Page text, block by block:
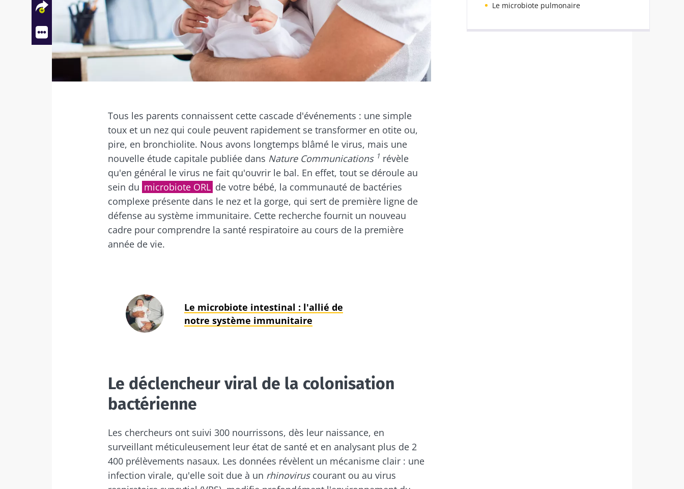
colonisation bactérienne
Tous les parents connaissent cette cascade d'événements : une simple
toux et un nez qui coule peuvent rapidement se transformer en otite ou,
pire, en bronchiolite. Nous avons longtemps blâmé le virus, mais une
nouvelle étude capitale publiée dans Nature Communications 1 révèle
qu'en général le virus ne fait qu'ouvrir le bal. En effet, tout se déroule au
sein du microbiote ORL de votre bébé, la communauté de bactéries
complexe présente dans le nez et la gorge, qui sert de première ligne de
défense au système immunitaire. Cette recherche fournit un nouveau
cadre pour comprendre la santé respiratoire au cours de la première
année de vie.
Le microbiote intestinal : l'allié de
notre système immunitaire
Le déclencheur viral de la colonisation
bactérienne
Les chercheurs ont suivi 300 nourrissons, dès leur naissance, en
surveillant méticuleusement leur état de santé et en analysant plus de 2
400 prélèvements nasaux. Les données révèlent un mécanisme clair : une
infection virale, qu'elle soit due à un rhinoviruscourant ou au virus
Le microbiote pulmonaire